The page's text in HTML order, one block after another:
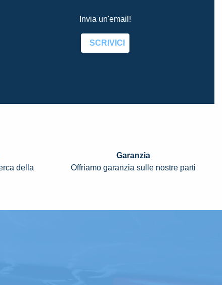
Invia un'email!
SCRIVICI
della
Garanzia
Offriamo garanzia sulle nostre parti